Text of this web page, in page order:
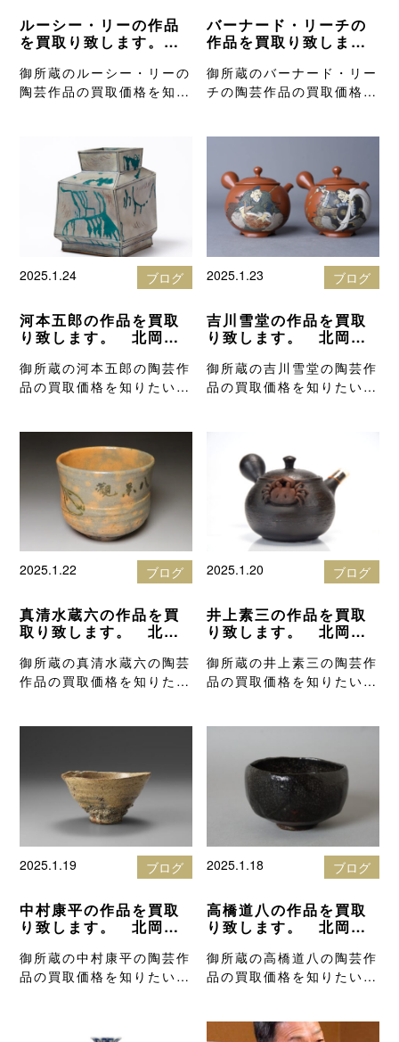
ルーシー・リーの作品
を買取り致します。
取りブログ
御所蔵のルーシー・リーの
陶芸作品の買取価格を知り
バーナード・リーチの
作品を買取り致しま
董品買取りブログ
御所蔵のバーナード・リー
チの陶芸作品の買取価格を
2025.1.24 ブログ
河本五郎の作品を買取
り致します。 北岡技
ログ
御所蔵の河本五郎の陶芸作
品の買取価格を知りたい方
2025.1.23 ブログ
吉川雪堂の作品を買取
り致します。 北岡技
ログ
御所蔵の吉川雪堂の陶芸作
品の買取価格を知りたい方
2025.1.22 ブログ
真清水蔵六の作品を買
取り致します。 北岡
ブログ
御所蔵の真清水蔵六の陶芸
作品の買取価格を知りたい
2025.1.20 ブログ
井上素三の作品を買取
り致します。 北岡技
ログ
御所蔵の井上素三の陶芸作
品の買取価格を知りたい方
2025.1.19 ブログ
中村康平の作品を買取
り致します。 北岡技
ログ
御所蔵の中村康平の陶芸作
品の買取価格を知りたい方
2025.1.18 ブログ
高橋道八の作品を買取
り致します。 北岡技
ログ
御所蔵の高橋道八の陶芸作
品の買取価格を知りたい方